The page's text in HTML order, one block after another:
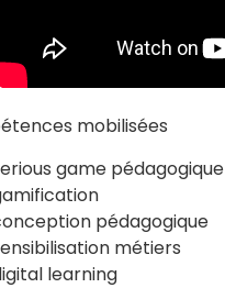
mobilisées
game pédagogique
pédagogique
métiers
learning